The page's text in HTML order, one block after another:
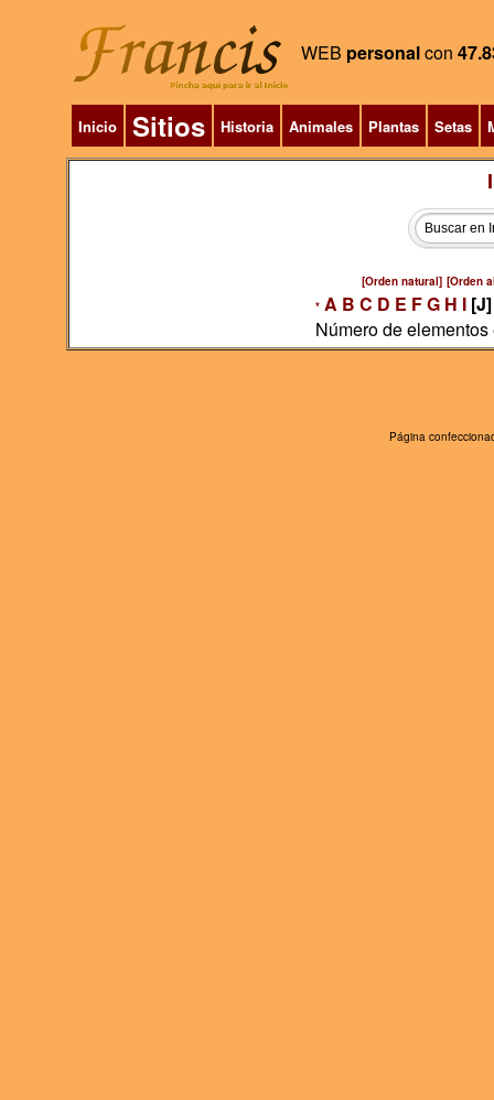
WEB personalcon
Inicio Sitios Historia Animales Plantas Setas
[Orden natural] [Orden
* A B C D E FG H I [J]
Número de
Página